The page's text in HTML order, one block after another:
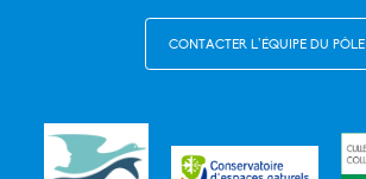
CONTACTER L’ÉQUIPE DU PÔLE